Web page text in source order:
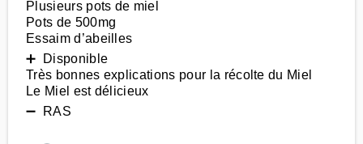
Plusieurs pots de miel
Pots de 500mg
Essaim d’abeilles
➕ Disponible
Très bonnes explications pour la récolte du Miel
Le Miel est délicieux
➖ RAS